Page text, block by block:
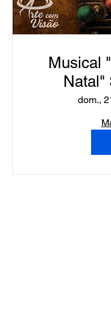
Musical
Natal"
dom.,